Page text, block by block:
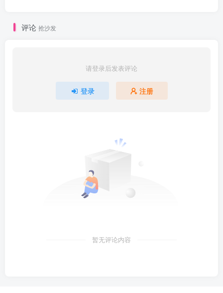
评论 抢沙发
请登录后发表评论
登录 注册
暂无评论内容